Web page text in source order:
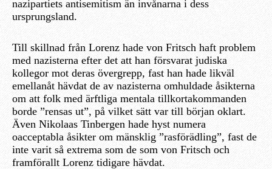
nazipartiets antisemitism än invånarna i dess
ursprungsland.
Till skillnad från Lorenz hade von Fritsch haft problem
med nazisterna efter det att han försvarat judiska
kollegor mot deras övergrepp, fast han hade likväl
emellanåt hävdat de av nazisterna omhuldade åsikterna
om att folk med ärftliga mentala tillkortakommanden
borde ”rensas ut”, på vilket sätt var till början oklart.
Även Nikolaas Tinbergen hade hyst numera
oacceptabla åsikter om mänsklig ”rasförädling”, fast de
inte varit så extrema som de som von Fritsch och
framförallt Lorenz tidigare hävdat.